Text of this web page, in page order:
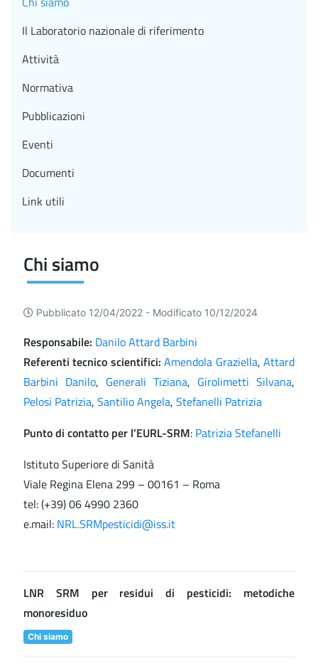
Chi siamo
Pubblicato 12/04/2022 - Modificato 10/12/2024
Responsabile: Danilo Attard Barbini
Referenti tecnico scientifici:Amendola Graziella,Attard
Barbini Danilo, Generali Tiziana, Girolimetti Silvana,
Pelosi Patrizia, Santilio Angela, Stefanelli Patrizia
Punto di contatto per l’EURL-SRM: Patrizia Stefanelli
Istituto Superiore di Sanità
Viale Regina Elena 299 – 00161 – Roma
tel: (+39) 06 4990 2360
e.mail: NRL.SRMpesticidi@iss.it
LNR SRM per residui di pesticidi: metodiche
monoresiduo
Chi siamo
Il Laboratorio nazionale di riferimento
Attività
Normativa
Pubblicazioni
Eventi
Documenti
Link utili